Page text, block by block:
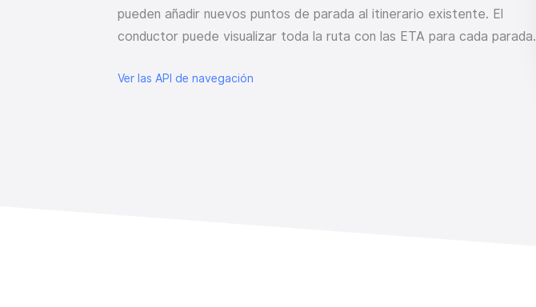
pueden añadir nuevos puntos de parada al itinerario existente. El
conductor puede visualizar toda la ruta con las ETA para cada parada.
Ver las API de navegación